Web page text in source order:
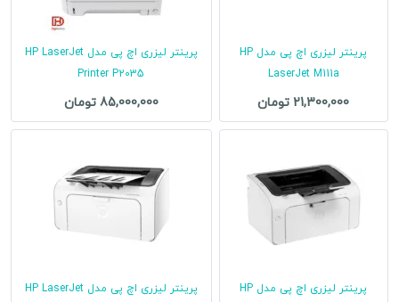
پرینتر لیزری اچ پی مدل HP
LaserJet M111a
21,300,000 تومان
پرینتر لیزری اچ پی مدل HP LaserJet
Printer P2035
85,000,000 تومان
پرینتر لیزری اچ پی مدل HP
پرینتر لیزری اچ پی مدل HP LaserJet